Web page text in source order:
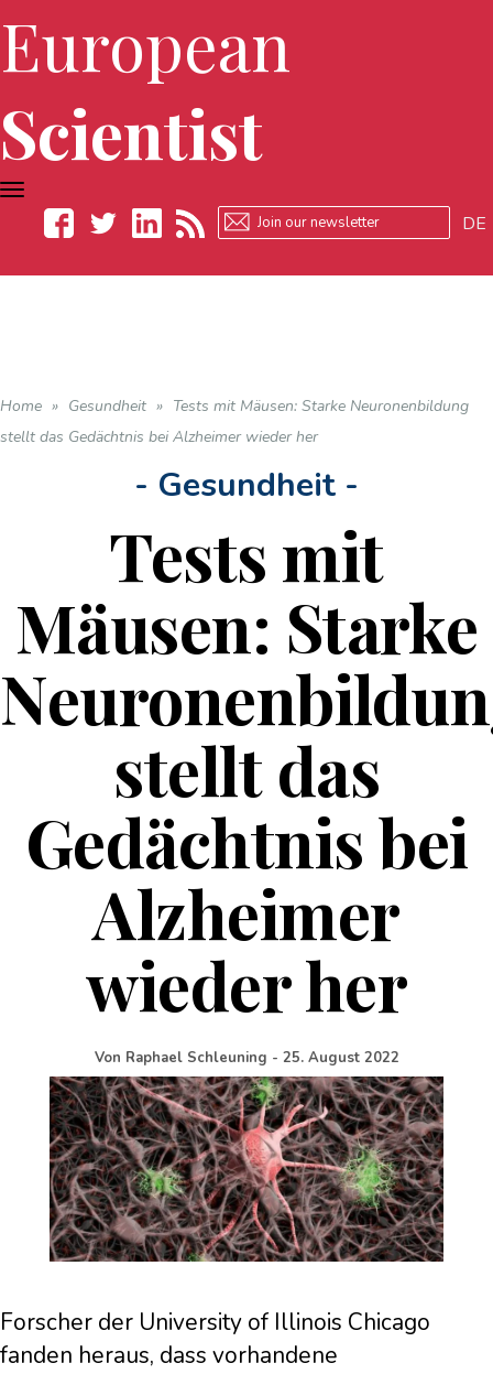
European
Scientist
DE
TOGGLE
NAVIGATION
Home » Gesundheit » Tests mit Mäusen: Starke Neuronenbildung
stellt das Gedächtnis bei Alzheimer wieder her
- Gesundheit -
Tests mit
Mäusen: Starke
stellt das
Gedächtnis bei
Alzheimer
wieder her
Von Raphael Schleuning - 25. August 2022
Forscher der University of Illinois Chicago
fanden heraus, dass vorhandene